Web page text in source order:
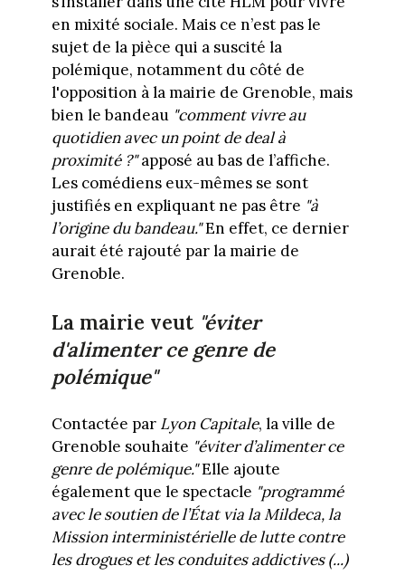
en mixité sociale. Mais ce n’est pas le
sujet de la pièce qui a suscité la
polémique, notamment du côté de
l'opposition à la mairie de Grenoble, mais
bien le bandeau "comment vivre au
quotidien avec un point de deal à
proximité ?"apposé au bas de l’affiche.
Les comédiens eux-mêmes se sont
justifiés en expliquant ne pas être "à
l’origine du bandeau."En effet, ce dernier
aurait été rajouté par la mairie de
Grenoble.
La mairie veut "éviter
d'alimenter ce genre de
polémique"
Contactée par Lyon Capitale, la ville de
Grenoble souhaite "éviter d’alimenter ce
genre de polémique."Elle ajoute
également que le spectacle "programmé
avec le soutien de l’État via la Mildeca, la
Mission interministérielle de lutte contre
les drogues et les conduites addictives (...)